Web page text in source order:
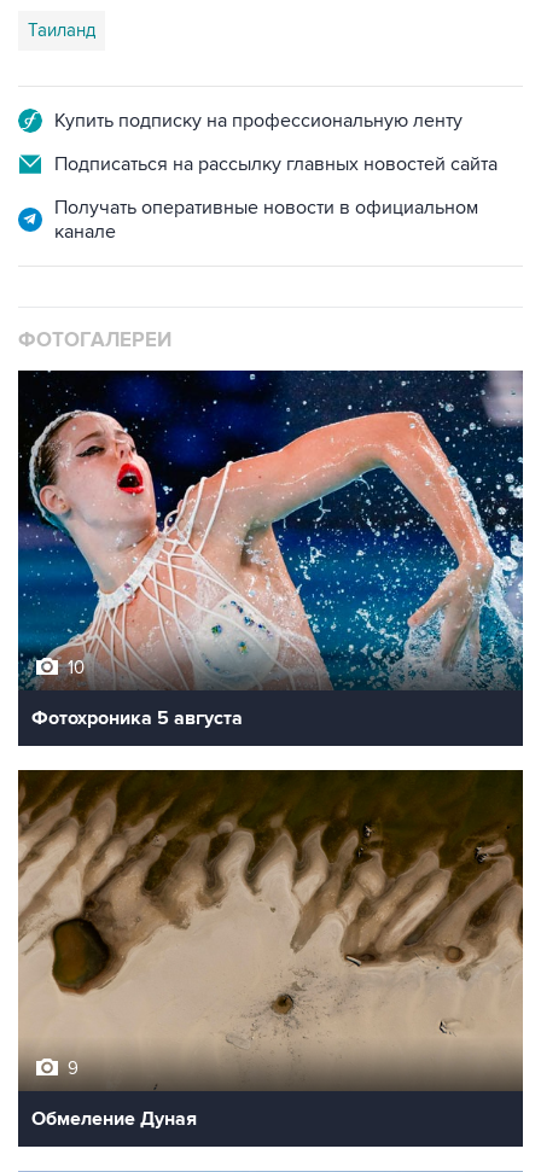
Таиланд
Купить подписку на профессиональную ленту
Подписаться на рассылку главных новостей сайта
Получать оперативные новости в официальном
канале
ФОТОГАЛЕРЕИ
10
Фотохроника 5 августа
9
Обмеление Дуная